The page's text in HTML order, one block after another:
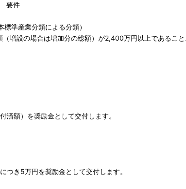
要件
準産業分類による分類）
増設の場合は増加分の総額）が2,400万円以上であること
済額）を奨励金として交付します。
つき5万円を奨励金として交付します。